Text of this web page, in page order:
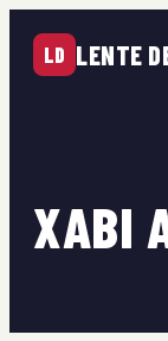
LD LENTE
XABI